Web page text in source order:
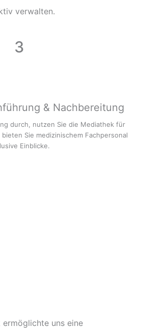
verwalten.
3
& Nachbereitung
durch, nutzen Sie die Mediathek für
Sie medizinischem Fachpersonal
Einblicke.
ermöglichte uns eine